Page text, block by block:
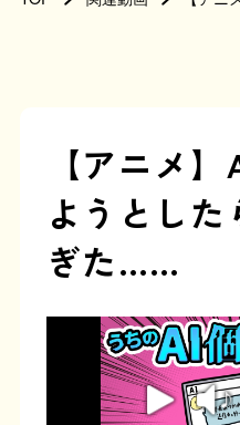
【アニメ
ようとし
ぎた……